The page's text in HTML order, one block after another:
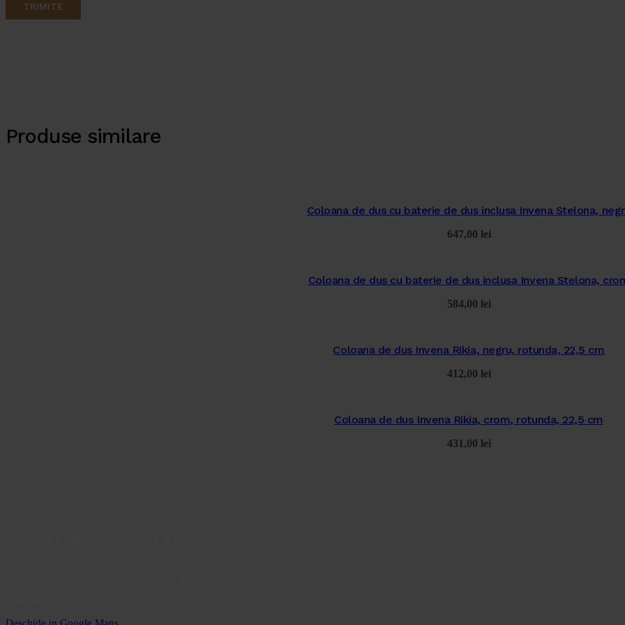
Produse similare
Coloana de dus cu baterie de dus inclusa Invena Stelona,
647,00 lei
Coloana de dus cu baterie de dus inclusa Invena Stelona,
584,00 lei
Coloana de dus Invena Rikia, negru, rotunda, 22,5 cm
412,00 lei
Coloana de dus Invena Rikia, crom, rotunda, 22,5 cm
431,00 lei